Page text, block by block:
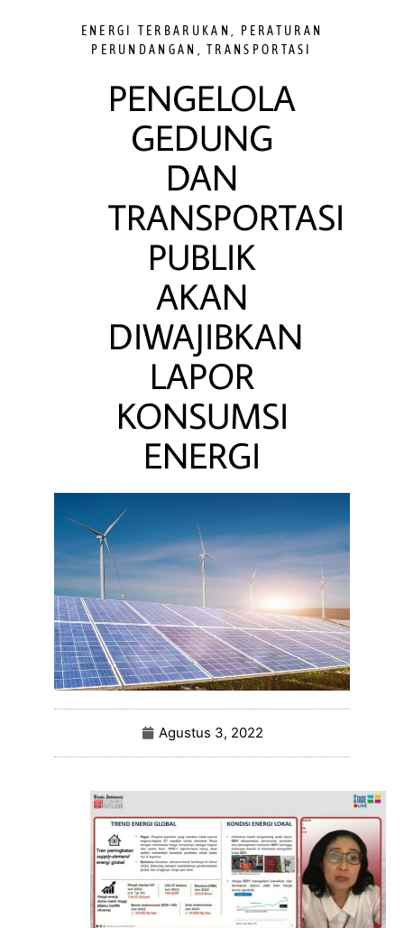
ENERGI TERBARUKAN
PERATURAN
PERUNDANGAN
,TRANSPORTASI
PENGELOLA
GEDUNG
DAN
TRANSPORTASI
PUBLIK
AKAN
DIWAJIBKAN
LAPOR
KONSUMSI
ENERGI
Agustus 3, 2022